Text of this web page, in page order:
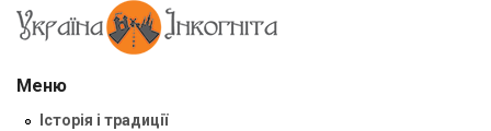
Меню
Історія і традиції